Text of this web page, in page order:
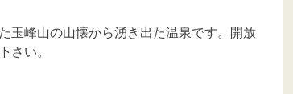
玉峰山の山懐から湧き出た温泉です。開放
さい。